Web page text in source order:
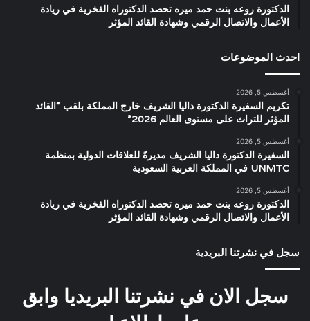
الدكتورة روعه بنت حمد ميره تحصد الدكتوراه الفخرية في ريادة
الأعمال والاتصال الرقمي وشهادة القائد المؤثر
احدث الموضوعات
أغسطس 5, 2026
تكريم السفيرة الدكتورة داليا الشريف خارج المملكة بلقب “القائد
المؤثر للتراث على مستوى العالم 2026”
أغسطس 5, 2026
السفيرة الدكتورة داليا الشريف مديرةً للعلاقات الدولية بمنظمة
UNMTC في المملكة العربية السعودية
أغسطس 5, 2026
الدكتورة روعه بنت حمد ميره تحصد الدكتوراه الفخرية في ريادة
الأعمال والاتصال الرقمي وشهادة القائد المؤثر
سجل في نشرتنا البريدية
سجل الان في نشرتنا البريديا وابق